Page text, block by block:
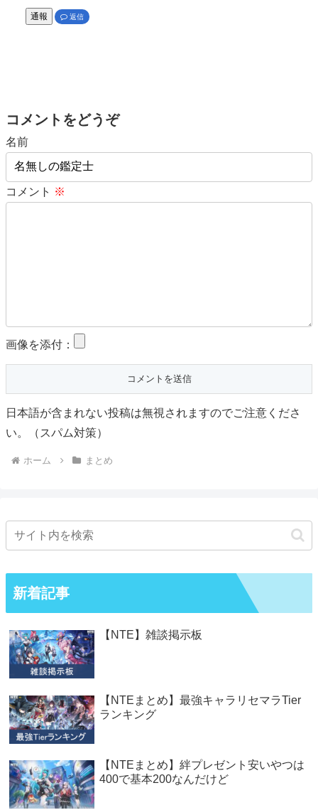
通報 返信
コメントをどうぞ
名前
コメント ※
画像を添付：
日本語が含まれない投稿は無視されますのでご注意くださ
い。（スパム対策）
ホーム まとめ
新着記事
【NTE】雑談掲示板
【NTEまとめ】最強キャラリセマラTier
ランキング
【NTEまとめ】絆プレゼント安いやつは
400で基本200なんだけど